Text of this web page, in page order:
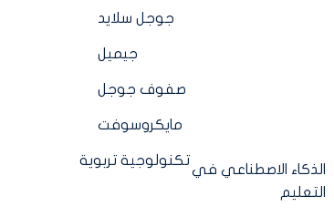
جوجل سلايد
جيميل
صفوف جوجل
مايكروسوفت
تكنولوجية تربوية
الذكاء الاصطناعي في
التعليم